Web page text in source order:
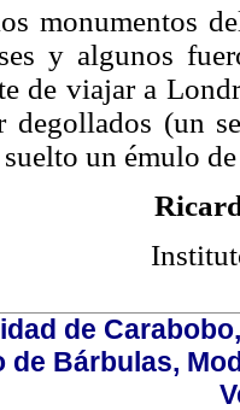
monumentos
y algunos
de viajar a
degollados (un
un émulo
de
Bárbulas,